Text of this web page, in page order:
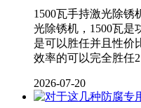
1500瓦手持激光除锈
光除锈机，1500瓦是
是可以胜任并且性价
效率的可以完全胜任
2026-07-20